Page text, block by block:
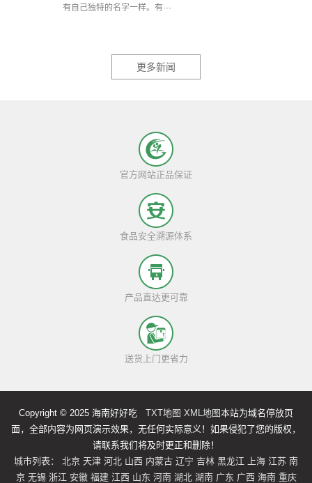
有自己独特的名字一样。有···
更多新闻
官方网站正品保证
食品安全溯源体系
产品直达更可靠
送货上门更省力
Copyright © 2025 海南好好吃 TXT地图 XML地图本站为域名停放页
面，全部内容为网页演示效果，无任何实际意义！如果侵犯了您的版权，
请联系我们将及时更正和删除！
城市列表：
北京 天津 河北 山西 内蒙古 辽宁 吉林 黑龙江 上海 江苏 南
京 无锡 浙江 安徽 福建 江西 山东 河南 湖北 湖南 广东 广西 海南 重庆